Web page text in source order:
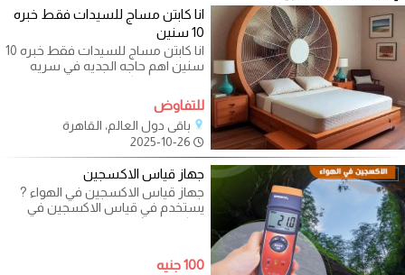
انا كابتن مساج للسيدات فقط خبره
10 سنين
انا كابتن مساج للسيدات فقط خبره 10
سنين اهم حاجه الجديه في سريه
تامه في اي مكان
للتفاوض
باقي دول العالم، القاهرة
جهاز قياس الاكسجين
جهاز قياس الاكسجين في الهواء ?
يستخدم في قياس الاكسجين في
المكتب ,ورشه
100 جنيه